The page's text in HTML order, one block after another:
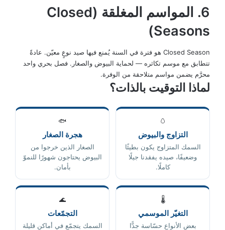
6. المواسم المغلقة (Closed
Seasons)
Closed Season هو فترة في السنة يُمنع فيها صيد نوعٍ معيّن. عادةً
تتطابق مع موسم تكاثره — لحماية البيوض والصغار. فصل بحري واحد
محرَّم يضمن مواسم متلاحقة من الوفرة.
لماذا التوقيت بالذات؟
🥚
التزاوج والبيوض
السمك المتزاوج يكون بطيئًا
وضعيفًا، صيده يفقدنا جيلًا
كاملًا.
🐟
هجرة الصغار
الصغار الذين خرجوا من
البيوض يحتاجون شهورًا للنموّ
بأمان.
🌡️
التغيّر الموسمي
بعض الأنواع حسّاسة جدًّا
🌊
التجمّعات
السمك يتجمّع في أماكن قليلة